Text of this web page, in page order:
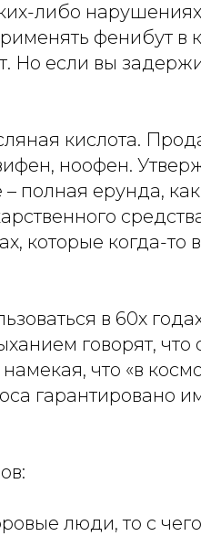
либо
фенибут в
Но если вы
кислота.
ноофен.
полная ерунда,
которые когда-то
в 60х
говорят, что
что «в
гарантировано
люди, то с